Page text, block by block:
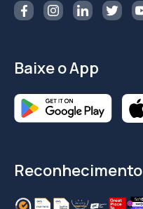
Baixe o App
Reconhecimento